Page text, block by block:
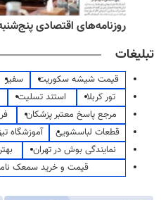
روزنامه‌های اقتصادی پنج‌شنبه ۱۵ مرداد
تبلیغات
قیمت شیشه سکوریت سفیر
تور کربلا
استند تسلیت
مرجع پاسخ معتبر پزشکان
قطعات لباسشویی
آموزشگاه
نمایندگی بوش در تهران
قیمت و خرید سمعک